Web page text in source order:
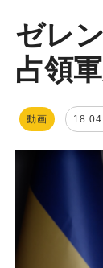
ゼレ
占領
動画